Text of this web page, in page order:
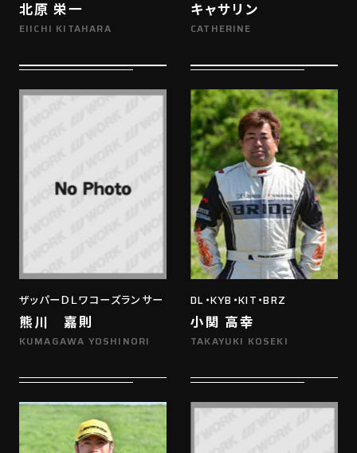
北原 栄一
EIICHI KITAHARA
キャサリン
CATHERINE
ザッパーＤＬワコーズランサー
熊川 嘉則
KUMAGAWA YOSHINORI
DL・KYB・KIT・BRZ
小関 高幸
TAKAYUKI KOSEKI